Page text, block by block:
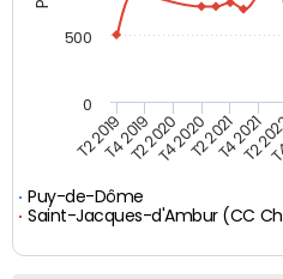
Puy-de-Dôme
Saint-Jacques-d'Ambur (CC
T2 2019T4 2019T2 2020T4 2020T2 2021T4 2021
T2
500
0